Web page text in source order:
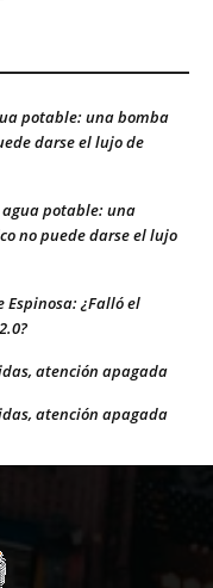
potable: una bomba
darse el lujo de
potable: una
no puede darse el lujo
Espinosa: ¿Falló el
atención apagada
atención apagada